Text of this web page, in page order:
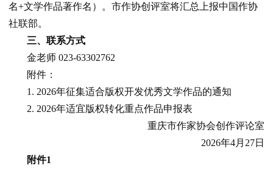
名+文学作品著作名）。市作协创评室将汇总上报中国作协
社联部。
三、联系方式
金老师 023-63302762
附件：
1. 2026年征集适合版权开发优秀文学作品的通知
2. 2026年适宜版权转化重点作品申报表
重庆市作家协会创作评论室
2026年4月27日
附件1